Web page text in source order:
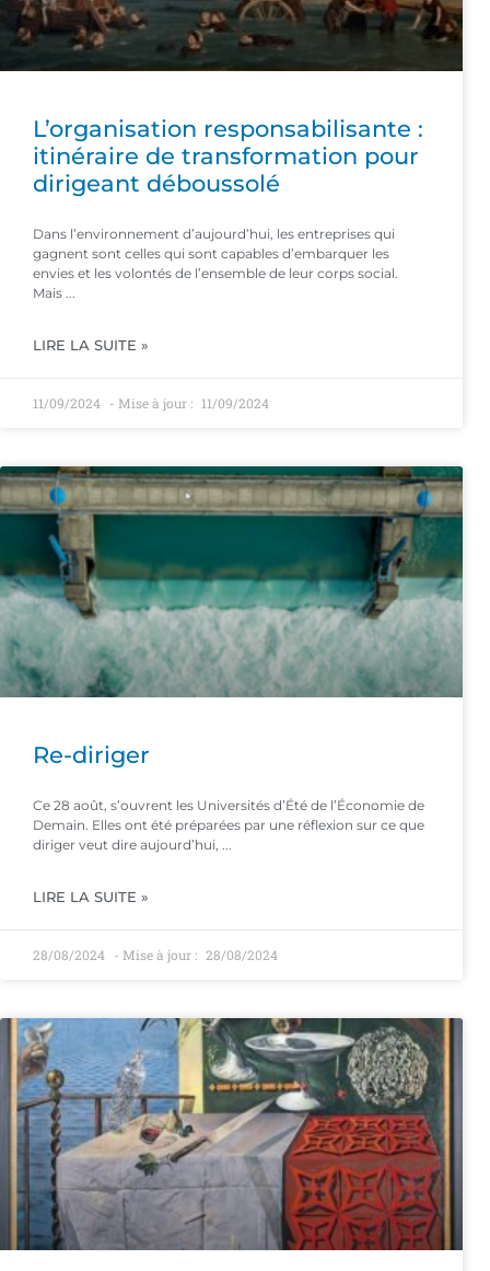
L’organisation responsabilisante :
itinéraire de transformation pour
dirigeant déboussolé
Dans l’environnement d’aujourd’hui, les entreprises qui
gagnent sont celles qui sont capables d’embarquer les
envies et les volontés de l’ensemble de leur corps social.
Mais
LIRE LA SUITE »
11/09/2024 11/09/2024
Re-diriger
Ce 28 août, s’ouvrent les Universités d’Été de l’Économie de
Demain. Elles ont été préparées par une réflexion sur ce que
diriger veut dire aujourd’hui,
LIRE LA SUITE »
28/08/2024 28/08/2024